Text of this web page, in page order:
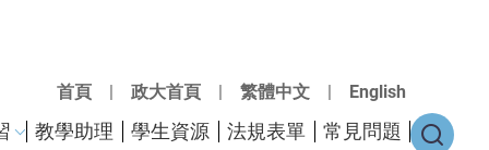
首頁 | 政大首頁 | 繁體中文 | English
教學助理 學生資源 法規表單 常見問題